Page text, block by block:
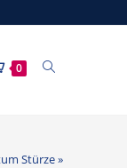
0
Stürze »